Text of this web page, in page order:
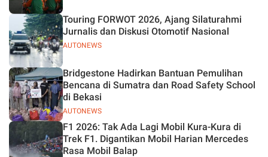
AUTONEWS
Touring FORWOT 2026, Ajang Silaturahmi
Jurnalis dan Diskusi Otomotif Nasional
AUTONEWS
Bridgestone Hadirkan Bantuan Pemulihan
Bencana di Sumatra dan Road Safety School
di Bekasi
F1 2026: Tak Ada Lagi Mobil Kura-Kura di
Trek F1. Digantikan Mobil Harian Mercedes
Rasa Mobil Balap